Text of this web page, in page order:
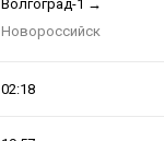
Волгоград-1 →
Новороссийск
02:18